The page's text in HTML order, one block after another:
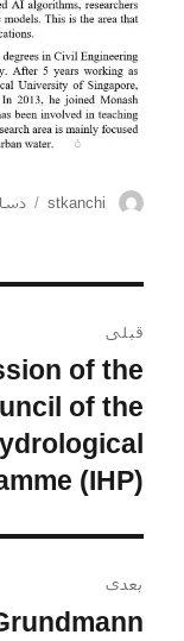
نویسنده
stkanchi
نوشته
قبلی
نوشته
قبلی:
of the
of the
(IHP)
بعدی
نوشته